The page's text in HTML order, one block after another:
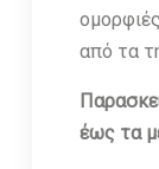
από τα
έως τα